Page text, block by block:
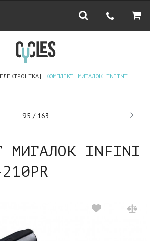
ЕЛЕКТРОНІКА
КОМПЛЕКТ МИГАЛОК INFINI
95 / 163
Наступний
МИГАЛОК INFINI